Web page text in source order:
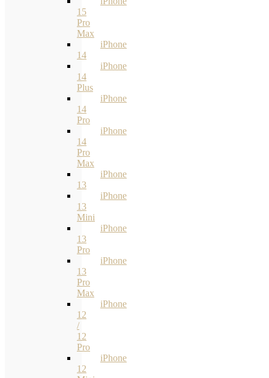
15
Pro
Max
iPhone
14
iPhone
14
Plus
iPhone
14
Pro
iPhone
14
Pro
Max
iPhone
13
iPhone
13
Mini
iPhone
13
Pro
iPhone
13
Pro
Max
iPhone
12
/
12
Pro
iPhone
12